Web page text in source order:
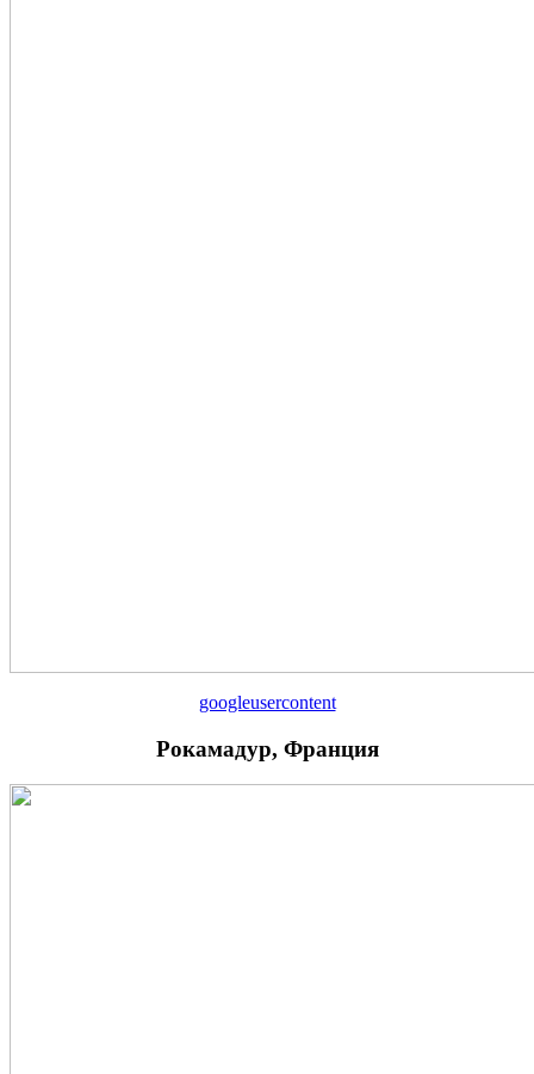
googleusercontent
Рокамадур, Франция